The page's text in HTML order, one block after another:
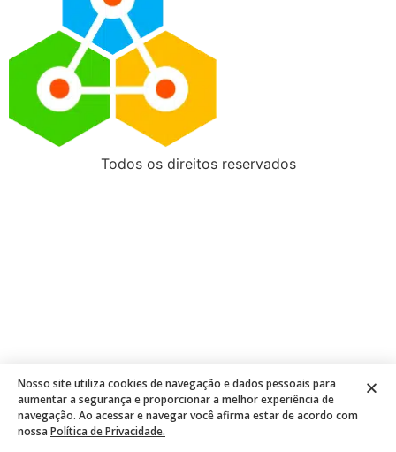
Todos os direitos reservados
Nosso site utiliza cookies de navegação e dados pessoais para
aumentar a segurança e proporcionar a melhor experiência de
navegação. Ao acessar e navegar você afirma estar de acordo com
nossa Política de Privacidade.